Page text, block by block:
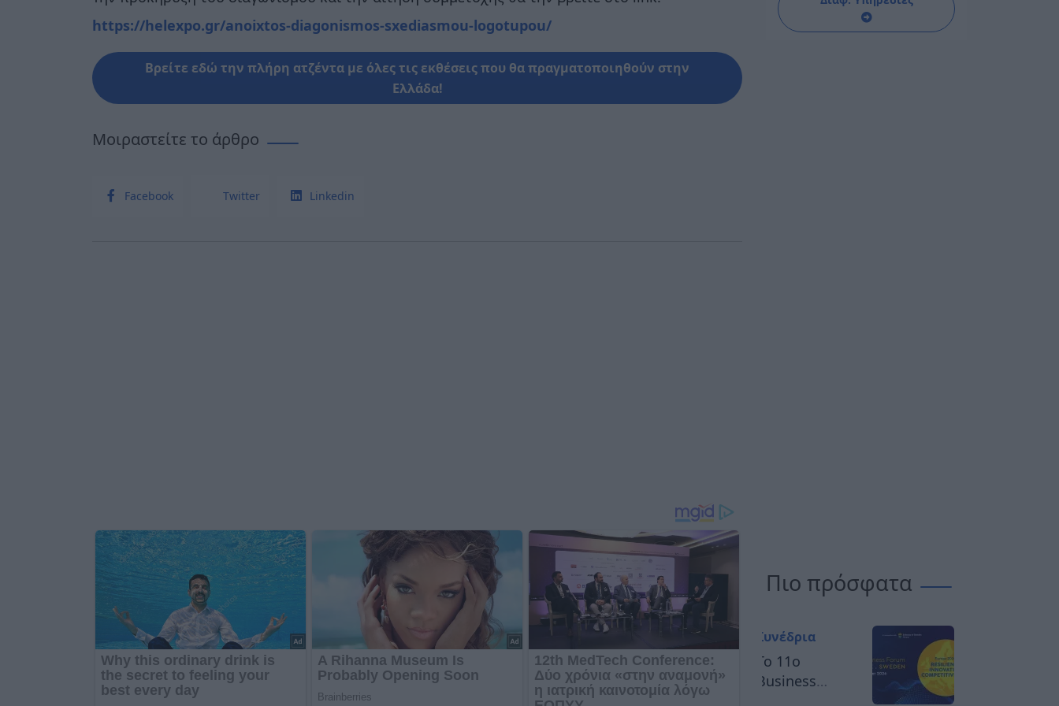
https://helexpo.gr/anoixtos-diagonismos-sxediasmou-logotupou/
Βρείτε εδώ την πλήρη ατζέντα με όλες τις εκθέσεις που θα πραγματοποιηθούν στην
Ελλάδα!
Μοιραστείτε το άρθρο
Facebook Twitter Linkedin
Πιο πρόσφατα
Συνέδρια
Το 11ο
Business